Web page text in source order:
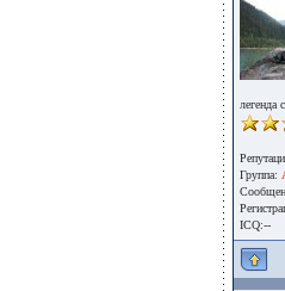
легенда
Группа:
ICQ:--